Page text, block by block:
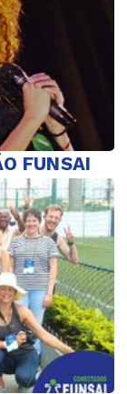
FUNSAI